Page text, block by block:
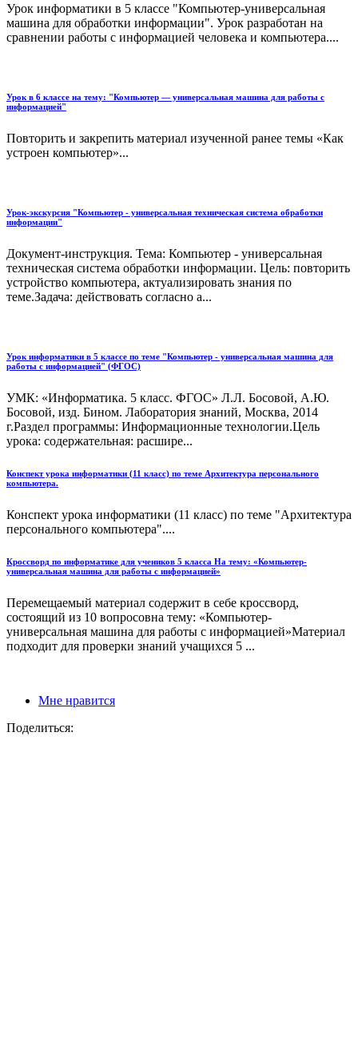
Урок информатики в 5 классе "Компьютер-универсальная
машина для обработки информации". Урок разработан на
сравнении работы с информацией человека и компьютера....
Урок в 6 классе на тему: "Компьютер — универсальная машина для работы с
информацией"
Повторить и закрепить материал изученной ранее темы «Как
устроен компьютер»...
Урок-экскурсия "Компьютер - универсальная техническая система обработки
информации"
Документ-инструкция. Тема: Компьютер - универсальная
техническая система обработки информации. Цель: повторить
устройство компьютера, актуализировать знания по
теме.Задача: действовать согласно а...
Урок информатики в 5 классе по теме "Компьютер - универсальная машина для
работы с информацией" (ФГОС)
УМК: «Информатика. 5 класс. ФГОС» Л.Л. Босовой, А.Ю.
Босовой, изд. Бином. Лаборатория знаний, Москва, 2014
г.Раздел программы: Информационные технологии.Цель
урока: содержательная: расшире...
Конспект урока информатики (11 класс) по теме Архитектура персонального
компьютера.
Конспект урока информатики (11 класс) по теме "Архитектура
персонального компьютера"....
Кроссворд по информатике для учеников 5 класса На тему: «Компьютер-
универсальная машина для работы с информацией»
Перемещаемый материал содержит в себе кроссворд,
состоящий из 10 вопросовна тему: «Компьютер-
универсальная машина для работы с информацией»Материал
подходит для проверки знаний учащихся 5 ...
Мне нравится
Поделиться: